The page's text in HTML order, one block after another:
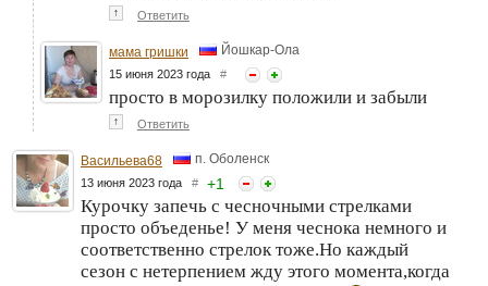
↑ Ответить
мама гришки Йошкар-Ола
15 июня 2023 года #
просто в морозилку положили и забыли
↑ Ответить
Васильева68 п. Оболенск
13 июня 2023 года # +1
Курочку запечь с чесночными стрелками
просто объеденье! У меня чеснока немного и
соответственно стрелок тоже.Но каждый
сезон с нетерпением жду этого момента,когда